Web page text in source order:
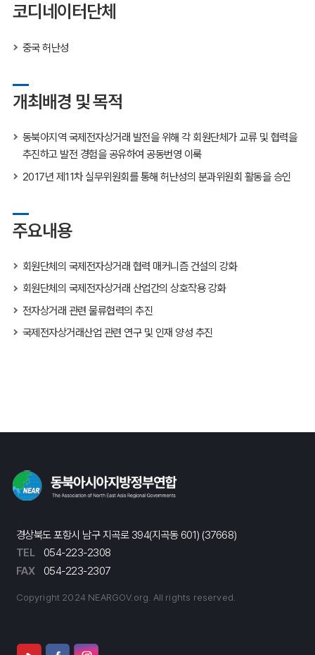
코디네이터단체
중국 허난성
개최배경 및 목적
동북아지역 국제전자상거래 발전을 위해 각 회원단체가 교류 및 협력을
추진하고 발전 경험을 공유하여 공동번영 이룩
2017년 제11차 실무위원회를 통해 허난성의 분과위원회 활동을 승인
주요내용
회원단체의 국제전자상거래 협력 매커니즘 건설의 강화
회원단체의 국제전자상거래 산업간의 상호작용 강화
전자상거래 관련 물류협력의 추진
국제전자상거래산업 관련 연구 및 인재 양성 추진
경상북도 포항시 남구 지곡로 394(지곡동 601) (37668)
TEL
054-223-2308
FAX
054-223-2307
Copyright 2024 NEARGOV.org. All rights reserved.